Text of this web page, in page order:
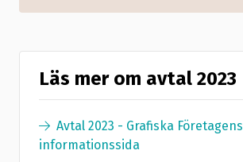
Läs mer om avtal 2023
Avtal 2023 - Grafiska Företagens
informationssida